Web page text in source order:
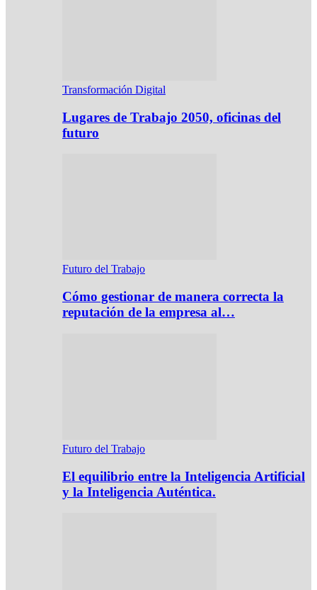
Transformación Digital
Lugares de Trabajo 2050, oficinas del
futuro
Futuro del Trabajo
Cómo gestionar de manera correcta la
reputación de la empresa al…
Futuro del Trabajo
El equilibrio entre la Inteligencia Artificial
y la Inteligencia Auténtica.